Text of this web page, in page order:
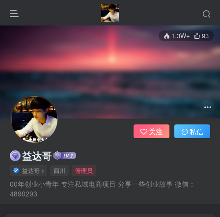
1.3W+ 93
益达哥
益达哥 四川 管理员
00年创业小青年 专注私域电商项目 分享一些创业故事 微信：
4890293
关注 私信